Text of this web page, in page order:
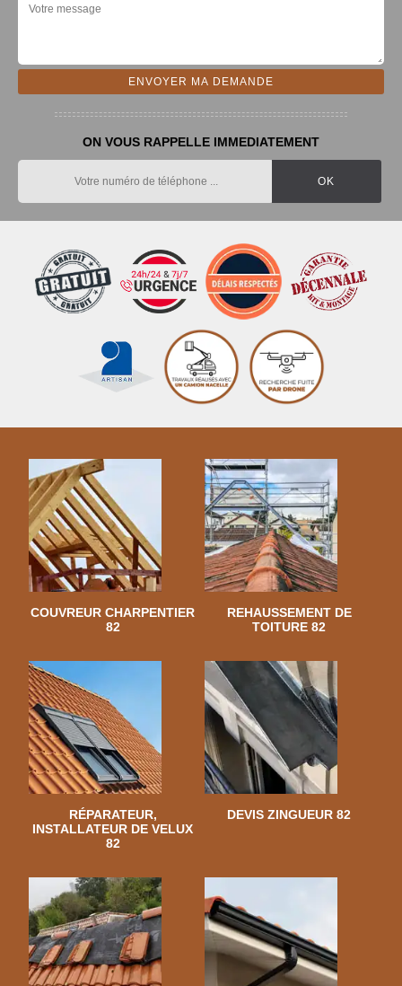
ON VOUS RAPPELLE IMMEDIATEMENT
COUVREUR CHARPENTIER
82
REHAUSSEMENT DE
TOITURE 82
RÉPARATEUR,
INSTALLATEUR DE VELUX
82
DEVIS ZINGUEUR 82